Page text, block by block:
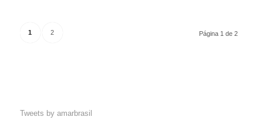
Página 1 de 2
1 2
Tweets by amarbrasil